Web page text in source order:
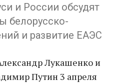
и России обсудят
белорусско-
и развитие ЕАЭС
Лукашенко и
Путин 3 апреля